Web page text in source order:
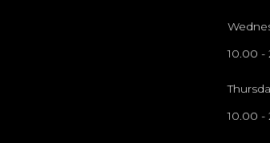
10.00 -
10.00 -